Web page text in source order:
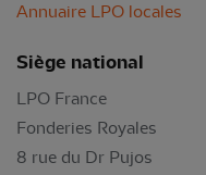
Annuaire LPO locales
Siège national
LPO France
Fonderies Royales
8 rue du Dr Pujos